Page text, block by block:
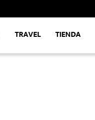
TRAVEL TIENDA